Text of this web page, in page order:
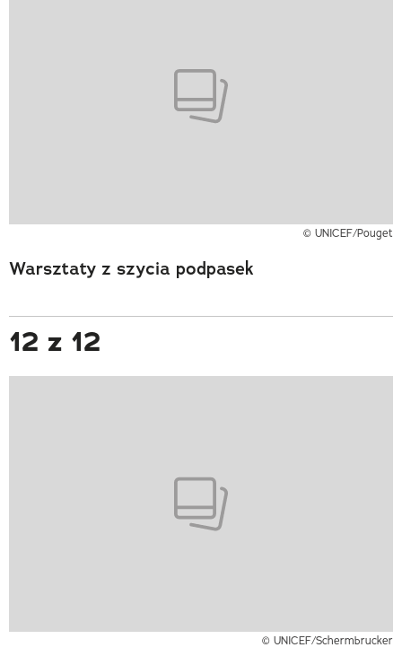
© UNICEF/Pouget
Warsztaty z szycia podpasek
12 z 12
© UNICEF/Schermbrucker